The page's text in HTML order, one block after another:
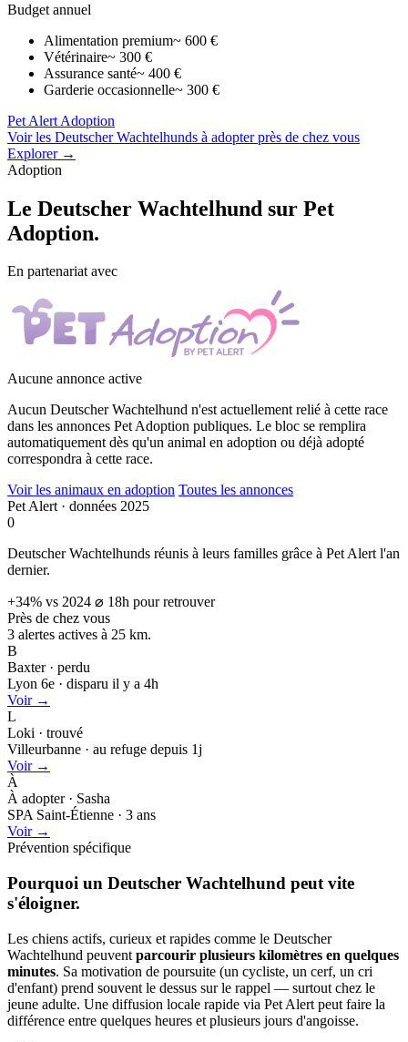
Budget annuel
Alimentation premium~ 600 €
Vétérinaire~ 300 €
Assurance santé~ 400 €
Garderie occasionnelle~ 300 €
Pet Alert Adoption
Voir les Deutscher Wachtelhunds à adopter près de chez vous
Explorer →
Adoption
Le Deutscher Wachtelhund sur Pet
Adoption.
En partenariat avec
Aucune annonce active
Aucun Deutscher Wachtelhund n'est actuellement relié à cette race
dans les annonces Pet Adoption publiques. Le bloc se remplira
automatiquement dès qu'un animal en adoption ou déjà adopté
correspondra à cette race.
Voir les animaux en adoption Toutes les annonces
Pet Alert · données 2025
0
Deutscher Wachtelhunds réunis à leurs familles grâce à Pet Alert l'an
dernier.
+34% vs 2024 ⌀ 18h pour retrouver
Près de chez vous
3 alertes actives à 25 km.
B
Baxter · perdu
Lyon 6e · disparu il y a 4h
Voir →
L
Loki · trouvé
Villeurbanne · au refuge depuis 1j
Voir →
À
À adopter · Sasha
SPA Saint-Étienne · 3 ans
Voir →
Prévention spécifique
Pourquoi un Deutscher Wachtelhund peut vite
s'éloigner.
Les chiens actifs, curieux et rapides comme le Deutscher
Wachtelhund peuvent parcourir plusieurs kilomètres en quelques
minutes. Sa motivation de poursuite (un cycliste, un cerf, un cri
d'enfant) prend souvent le dessus sur le rappel — surtout chez le
jeune adulte. Une diffusion locale rapide via Pet Alert peut faire la
différence entre quelques heures et plusieurs jours d'angoisse.